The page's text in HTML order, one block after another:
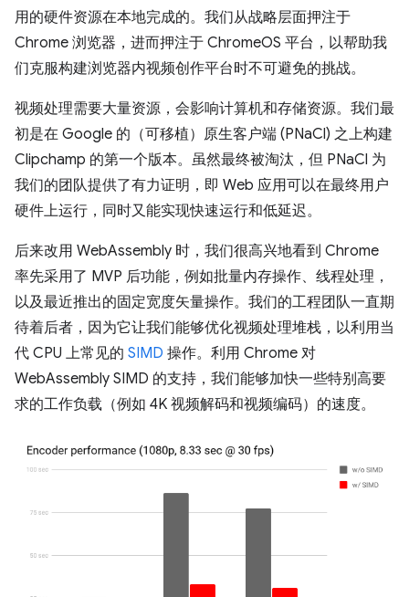
用的硬件资源在本地完成的。我们从战略层面押注于
Chrome 浏览器，进而押注于 ChromeOS 平台，以帮助我
们克服构建浏览器内视频创作平台时不可避免的挑战。
视频处理需要大量资源，会影响计算机和存储资源。我们最
初是在 Google 的（可移植）原生客户端 (PNaCl) 之上构建
Clipchamp 的第一个版本。虽然最终被淘汰，但 PNaCl 为
我们的团队提供了有力证明，即 Web 应用可以在最终用户
硬件上运行，同时又能实现快速运行和低延迟。
后来改用 WebAssembly 时，我们很高兴地看到 Chrome
率先采用了 MVP 后功能，例如批量内存操作、线程处理，
以及最近推出的固定宽度矢量操作。我们的工程团队一直期
待着后者，因为它让我们能够优化视频处理堆栈，以利用当
代 CPU 上常见的 SIMD 操作。利用 Chrome 对
WebAssembly SIMD 的支持，我们能够加快一些特别高要
求的工作负载（例如 4K 视频解码和视频编码）的速度。